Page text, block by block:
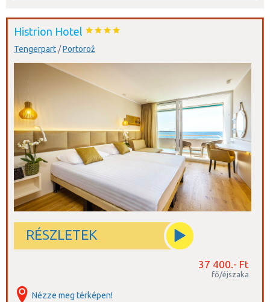
Histrion Hotel
Tengerpart /Portorož
RÉSZLETEK
37 400.- Ft
fő/éjszaka
Nézze meg térképen!